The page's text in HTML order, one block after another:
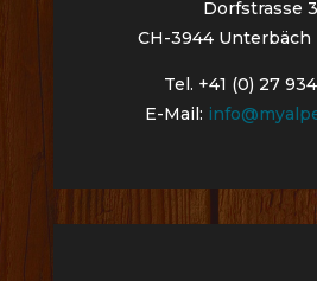
Dorfstrasse
CH-3944 Unterbäch
Tel. +41 (0) 27
E-Mail: